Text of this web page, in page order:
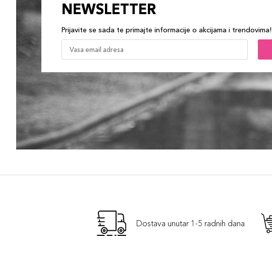
NEWSLETTER
Prijavite se sada te primajte informacije o akcijama i trendovima!
Dostava unutar 1-5 radnih dana